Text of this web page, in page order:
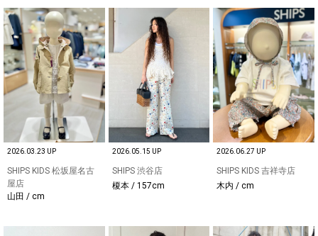
2026.03.23 UP
SHIPS KIDS 松坂屋名古
屋店
山田 / cm
2026.05.15 UP
SHIPS 渋谷店
榎本 / 157cm
2026.06.27 UP
SHIPS KIDS 吉祥寺店
木内 / cm